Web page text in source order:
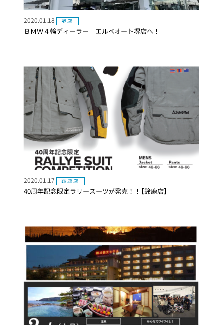
ＢＭＷ４輪ディーラー エルベオート堺店へ！
2020.01.18 堺店
40周年記念限定ラリースーツが発売！！【鈴鹿店】
2020.01.17 鈴鹿店